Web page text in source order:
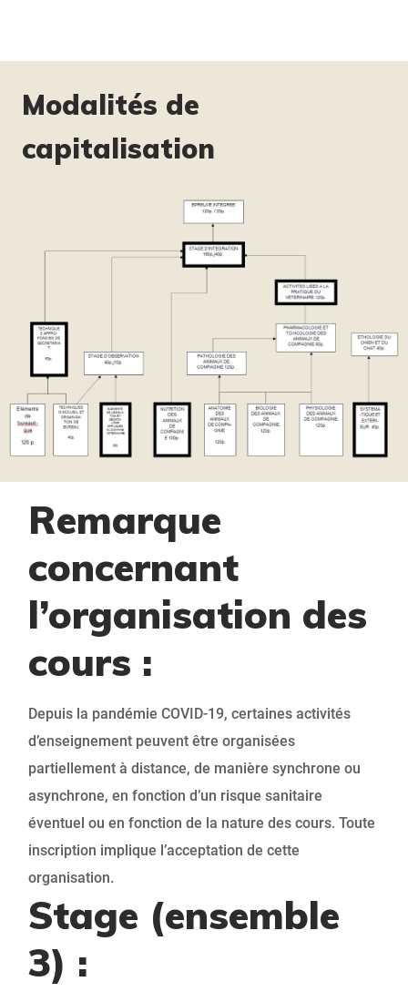
Modalités de
capitalisation
Remarque
concernant
l’organisation des
cours :
Depuis la pandémie COVID-19, certaines activités
d’enseignement peuvent être organisées
partiellement à distance, de manière synchrone ou
asynchrone, en fonction d’un risque sanitaire
éventuel ou en fonction de la nature des cours. Toute
inscription implique l’acceptation de cette
organisation.
Stage (ensemble
3) :